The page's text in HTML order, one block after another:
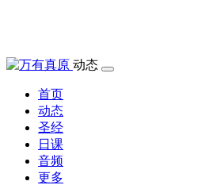
动态
首页
动态
圣经
日课
音频
更多